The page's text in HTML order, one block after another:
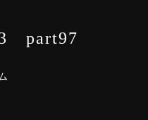
3 part97